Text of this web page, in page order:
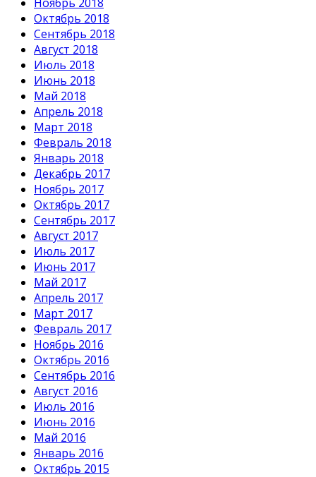
Октябрь 2018
Сентябрь 2018
Август 2018
Июль 2018
Июнь 2018
Май 2018
Апрель 2018
Март 2018
Февраль 2018
Январь 2018
Декабрь 2017
Ноябрь 2017
Октябрь 2017
Сентябрь 2017
Август 2017
Июль 2017
Июнь 2017
Май 2017
Апрель 2017
Март 2017
Февраль 2017
Ноябрь 2016
Октябрь 2016
Сентябрь 2016
Август 2016
Июль 2016
Июнь 2016
Май 2016
Январь 2016
Октябрь 2015